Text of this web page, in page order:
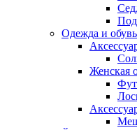
Одежда и обувь
Женская